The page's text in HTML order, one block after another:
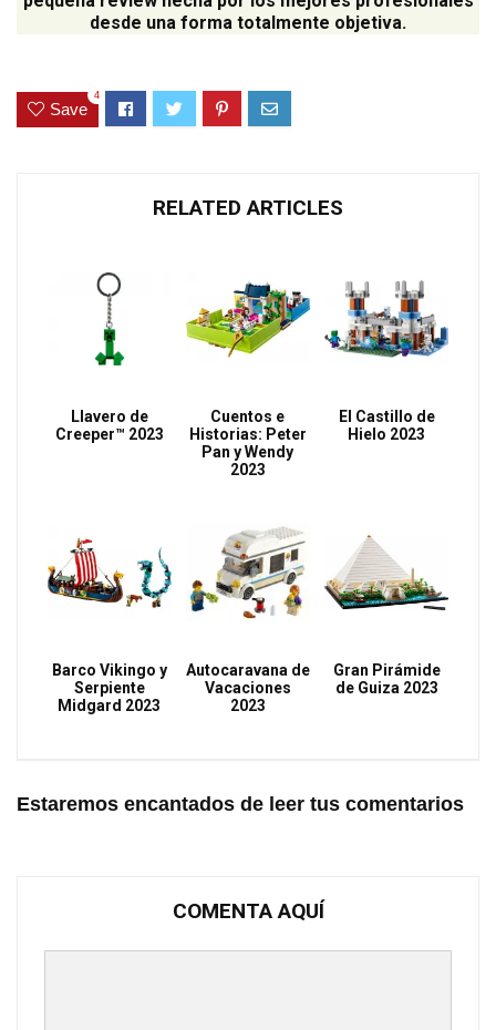
desde una forma totalmente objetiva.
Save
4
RELATED ARTICLES
Llavero de
Creeper™ 2023
Cuentos e
Historias: Peter
Pan y Wendy
2023
El Castillo de
Hielo 2023
Barco Vikingo y
Serpiente
Midgard 2023
Autocaravana de
Vacaciones
2023
Gran Pirámide
de Guiza 2023
Estaremos encantados de leer tus comentarios
COMENTA AQUÍ